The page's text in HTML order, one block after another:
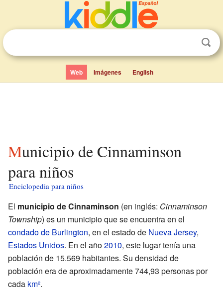
Web Imágenes English
Municipio de Cinnaminson
para niños
Enciclopedia para niños
El municipio de Cinnaminson (en inglés: Cinnaminson
Township) es un municipio que se encuentra en el
condado de Burlington, en el estado de Nueva Jersey,
Estados Unidos. En el año2010, este lugar tenía una
población de 15.569 habitantes. Su densidad de
población era de aproximadamente 744,93 personas por
cada km².